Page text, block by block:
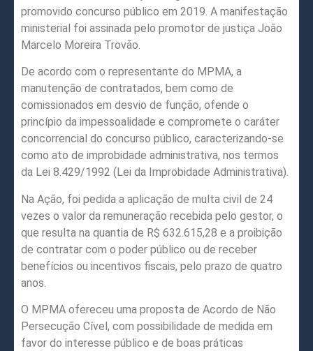
promovido concurso público em 2019. A manifestação
ministerial foi assinada pelo promotor de justiça João
Marcelo Moreira Trovão.
De acordo com o representante do MPMA, a
manutenção de contratados, bem como de
comissionados em desvio de função, ofende o
princípio da impessoalidade e compromete o caráter
concorrencial do concurso público, caracterizando-se
como ato de improbidade administrativa, nos termos
da Lei 8.429/1992 (Lei da Improbidade Administrativa).
Na Ação, foi pedida a aplicação de multa civil de 24
vezes o valor da remuneração recebida pelo gestor, o
que resulta na quantia de R$ 632.615,28 e a proibição
de contratar com o poder público ou de receber
benefícios ou incentivos fiscais, pelo prazo de quatro
anos.
O MPMA ofereceu uma proposta de Acordo de Não
Persecução Cível, com possibilidade de medida em
favor do interesse público e de boas práticas